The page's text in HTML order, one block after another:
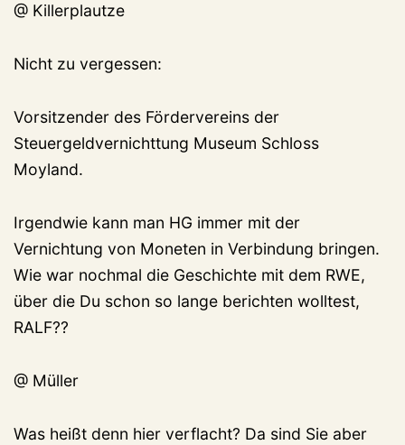
@ Killerplautze
Nicht zu vergessen:
Vorsitzender des Fördervereins der
Steuergeldvernichttung Museum Schloss
Moyland.
Irgendwie kann man HG immer mit der
Vernichtung von Moneten in Verbindung bringen.
Wie war nochmal die Geschichte mit dem RWE,
über die Du schon so lange berichten wolltest,
RALF??
@ Müller
Was heißt denn hier verflacht? Da sind Sie aber